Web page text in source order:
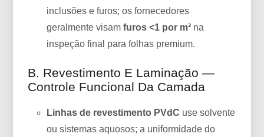
inclusões e furos; os fornecedores
geralmente visamfuros <1 por m² na
inspeção final para folhas premium.
B. Revestimento E Laminação —
Controle Funcional Da Camada
Linhas de revestimento PVdC use solvente
ou sistemas aquosos; a uniformidade do